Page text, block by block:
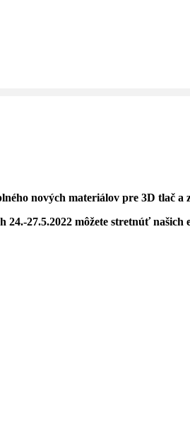
nových materiálov pre 3D
24.-27.5.2022 môžete stretnúť